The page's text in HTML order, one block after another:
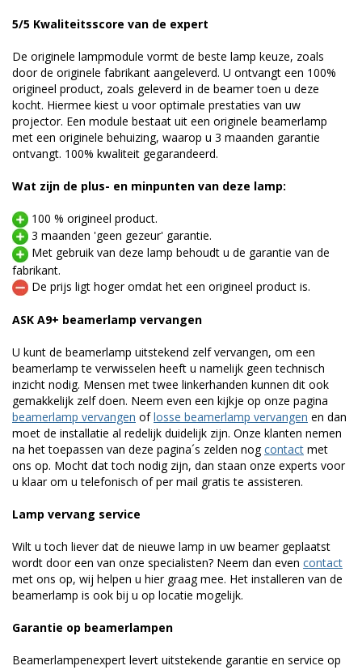
5/5 Kwaliteitsscore van de expert
De originele lampmodule vormt de beste lamp keuze, zoals
door de originele fabrikant aangeleverd. U ontvangt een 100%
origineel product, zoals geleverd in de beamer toen u deze
kocht. Hiermee kiest u voor optimale prestaties van uw
projector. Een module bestaat uit een originele beamerlamp
met een originele behuizing, waarop u 3 maanden garantie
ontvangt. 100% kwaliteit gegarandeerd.
Wat zijn de plus- en minpunten van deze lamp:
100 % origineel product.
3 maanden 'geen gezeur' garantie.
Met gebruik van deze lamp behoudt u de garantie van de
fabrikant.
De prijs ligt hoger omdat het een origineel product is.
ASK A9+ beamerlamp vervangen
U kunt de beamerlamp uitstekend zelf vervangen, om een
beamerlamp te verwisselen heeft u namelijk geen technisch
inzicht nodig. Mensen met twee linkerhanden kunnen dit ook
gemakkelijk zelf doen. Neem even een kijkje op onze pagina
beamerlamp vervangen oflosse beamerlamp vervangen en dan
moet de installatie al redelijk duidelijk zijn. Onze klanten nemen
na het toepassen van deze pagina´s zelden nogcontact met
ons op. Mocht dat toch nodig zijn, dan staan onze experts voor
u klaar om u telefonisch of per mail gratis te assisteren.
Lamp vervang service
Wilt u toch liever dat de nieuwe lamp in uw beamer geplaatst
wordt door een van onze specialisten? Neem dan even contact
met ons op, wij helpen u hier graag mee. Het installeren van de
beamerlamp is ook bij u op locatie mogelijk.
Garantie op beamerlampen
Beamerlampenexpert levert uitstekende garantie en service op